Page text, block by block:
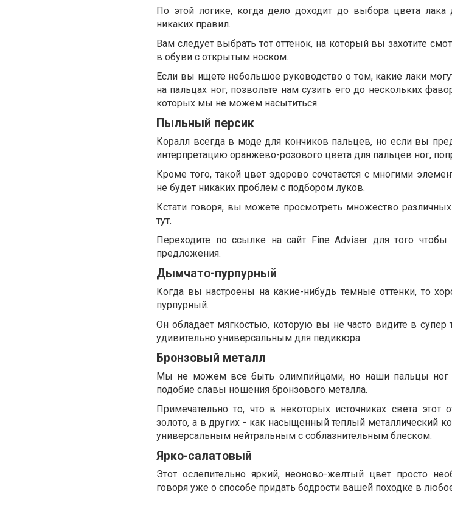
По этой логике, когда дело доходит до выбора цвета
никаких правил.
Вам следует выбрать тот оттенок, на который вы захотите
в обуви с открытым носком.
Если вы ищете небольшое руководство о том, какие лаки
на пальцах ног, позвольте нам сузить его до нескольких
которых мы не можем насытиться.
Пыльный персик
Коралл всегда в моде для кончиков пальцев, но если вы
интерпретацию оранжево-розового цвета для пальцев ног,
Кроме того, такой цвет здорово сочетается с многими
не будет никаких проблем с подбором луков.
Кстати говоря, вы можете просмотреть множество
тут.
Переходите по ссылке на сайт Fine Adviser для того
предложения.
Дымчато-пурпурный
Когда вы настроены на какие-нибудь темные оттенки, то
пурпурный.
Он обладает мягкостью, которую вы не часто видите в супер
удивительно универсальным для педикюра.
Бронзовый металл
Мы не можем все быть олимпийцами, но наши пальцы ног
подобие славы ношения бронзового металла.
Примечательно то, что в некоторых источниках света этот
золото, а в других - как насыщенный теплый металлический
универсальным нейтральным с соблазнительным блеском.
Ярко-салатовый
Этот ослепительно яркий, неоново-желтый цвет просто
говоря уже о способе придать бодрости вашей походке в